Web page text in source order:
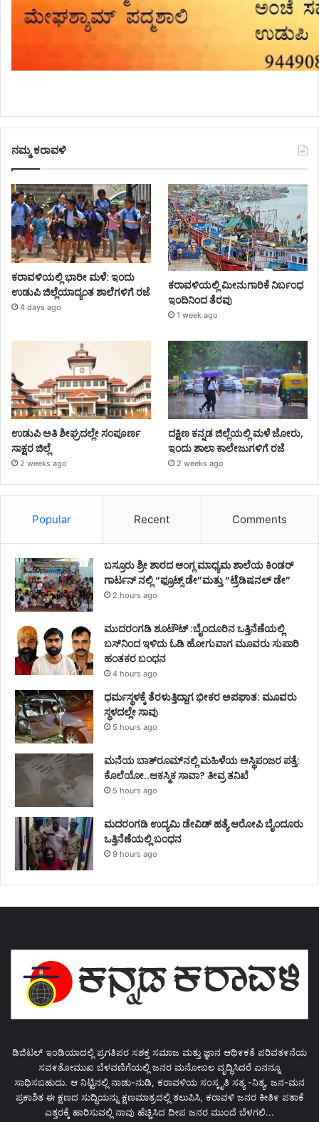
ನಮ್ಮ ಕರಾವಳಿ
ಕರಾವಳಿಯಲ್ಲಿ ಭಾರೀ ಮಳೆ: ಇಂದು
ಉಡುಪಿ ಜಿಲ್ಲೆಯಾದ್ಯಂತ ಶಾಲೆಗಳಿಗೆ ರಜೆ
4 days ago
ಕರಾವಳಿಯಲ್ಲಿ ಮೀನುಗಾರಿಕೆ ನಿರ್ಬಂಧ
ಇಂದಿನಿಂದ ತೆರವು
1 week ago
ಉಡುಪಿ ಅತಿ ಶೀಘ್ರದಲ್ಲೇ ಸಂಪೂರ್ಣ
ಸಾಕ್ಷರ ಜಿಲ್ಲೆ
2 weeks ago
ದಕ್ಷಿಣ ಕನ್ನಡ ಜಿಲ್ಲೆಯಲ್ಲಿ ಮಳೆ ಜೋರು,
ಇಂದು ಶಾಲಾ ಕಾಲೇಜುಗಳಿಗೆ ರಜೆ
2 weeks ago
Popular Recent Comments
ಬಸ್ರೂರು ಶ್ರೀ ಶಾರದ ಆಂಗ್ಲ ಮಾಧ್ಯಮ ಶಾಲೆಯ ಕಿಂಡರ್
ಗಾರ್ಟನ್ ನಲ್ಲಿ “ಫ್ರೂಟ್ಸ್ ಡೇ”ಮತ್ತು “ಟ್ರೆಡಿಷನಲ್ ಡೇ”
2 hours ago
ಮುದರಂಗಡಿ ಶೂಟೌಟ್ :ಬೈಂದೂರಿನ ಒತ್ತಿನೆಣೆಯಲ್ಲಿ
ಬಸ್‌ನಿಂದ ಇಳಿದು ಓಡಿ ಹೋಗುವಾಗ ಮೂವರು ಸುಪಾರಿ
ಹಂತಕರ ಬಂಧನ
4 hours ago
ಧರ್ಮಸ್ಥಳಕ್ಕೆ ತೆರಳುತ್ತಿದ್ದಾಗ ಭೀಕರ ಅಪಘಾತ: ಮೂವರು
ಸ್ಥಳದಲ್ಲೇ ಸಾವು
5 hours ago
ಮನೆಯ ಬಾತ್‌ರೂಮ್‌ನಲ್ಲಿ ಮಹಿಳೆಯ ಅಸ್ಥಿಪಂಜರ ಪತ್ತೆ:
ಕೊಲೆಯೋ..ಆಕಸ್ಮಿಕ ಸಾವಾ? ತೀವ್ರ ತನಿಖೆ
5 hours ago
ಮದರಂಗಡಿ ಉದ್ಯಮಿ ಡೇವಿಡ್ ಹತ್ಯೆ ಆರೋಪಿ ಬೈಂದೂರು
ಒತ್ತಿನೆಣೆಯಲ್ಲಿ ಬಂಧನ
9 hours ago
ಡಿಜಿಟಲ್ ಇಂಡಿಯಾದಲ್ಲಿ ಪ್ರಗತಿಪರ ಸಶಕ್ತ ಸಮಾಜ ಮತ್ತು ಜ್ಞಾನ ಆಥಿ೯ಕತೆ ಪರಿವತ೯ನೆಯ
ಸವ೯ತೋಮುಖ ಬೆಳವಣಿಗೆಯಲ್ಲಿ ಜನರ ಮನೋಬಲ ವೃದ್ಧಿಸಿದರೆ ಏನನ್ನೂ
ಸಾಧಿಸಬಹುದು. ಆ ನಿಟ್ಟಿನಲ್ಲಿ ನಾಡು-ನುಡಿ, ಕರಾವಳಿಯ ಸಂಸ್ಕೃತಿ ಸತ್ಯ -ನಿತ್ಯ, ಜನ-ಮನ
ಪ್ರಕಾಶಿತ ಈ ಕ್ಷಣದ ಸುದ್ಧಿಯನ್ನು ಕ್ಷಣಮಾತ್ರದಲ್ಲಿ ತಲುಪಿಸಿ, ಕರಾವಳಿ ಜನರ ಕೀತಿ೯ ಪತಾಕೆ
ಎತ್ತರಕ್ಕೆ ಹಾರಿಸುವಲ್ಲಿ ನಾವು ಹೆಚ್ಚಿಸಿದ ದೀಪ ಜನರ ಮುಂದೆ ಬೆಳಗಲಿ...